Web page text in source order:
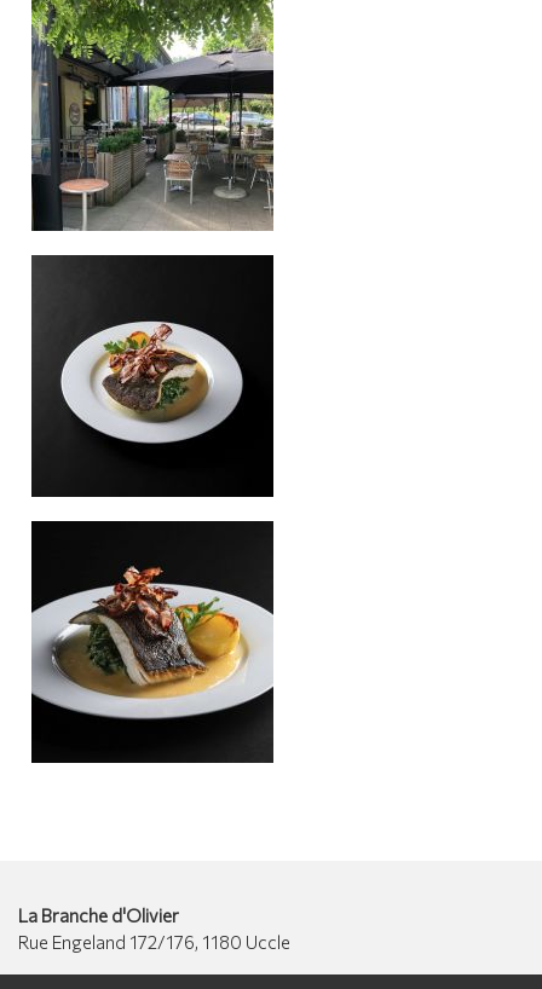
La Branche d'Olivier
Rue Engeland 172/176, 1180 Uccle